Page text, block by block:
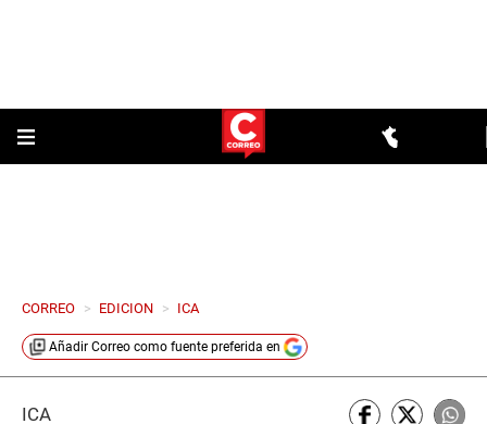
CORREO > EDICION > ICA
Añadir Correo como fuente preferida en
ICA